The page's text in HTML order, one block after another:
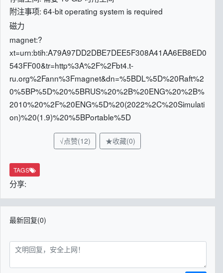
附注事项: 64-bit operating system is required
磁力
magnet:?
xt=urn:btih:A79A97DD2DBE7DEE5F308A41AA6EB8ED0
543FF00&tr=http%3A%2F%2Fbt4.t-
ru.org%2Fann%3Fmagnet&dn=%5BDL%5D%20Raft%2
0%5BP%5D%20%5BRUS%20%2B%20ENG%20%2B%
2010%20%2F%20ENG%5D%20(2022%2C%20Simulati
on)%20(1.9)%20%5BPortable%5D
√点赞(12) ★收藏(0)
TAGS
分享:
最新回复(0)